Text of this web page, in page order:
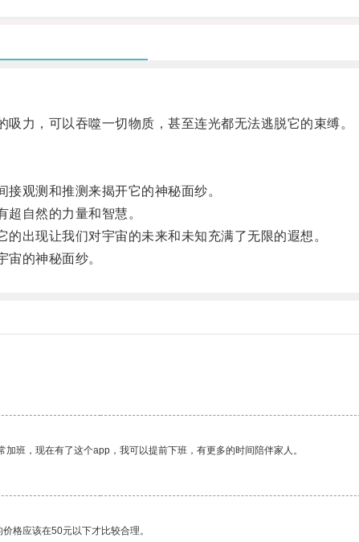
，可以吞噬一切物质，甚至连光都无法逃脱它的束缚。
观测和推测来揭开它的神秘面纱。
自然的力量和智慧。
出现让我们对宇宙的未来和未知充满了无限的遐想。
的神秘面纱。
班，现在有了这个app，我可以提前下班，有更多的时间陪伴家人。
格应该在50元以下才比较合理。